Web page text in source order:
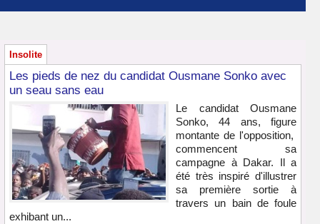
Insolite
Les pieds de nez du candidat Ousmane Sonko avec
un seau sans eau
Le candidat Ousmane
Sonko, 44 ans, figure
montante de l'opposition,
commencent sa
campagne à Dakar. Il a
été très inspiré d'illustrer
sa première sortie à
travers un bain de foule
exhibant un...